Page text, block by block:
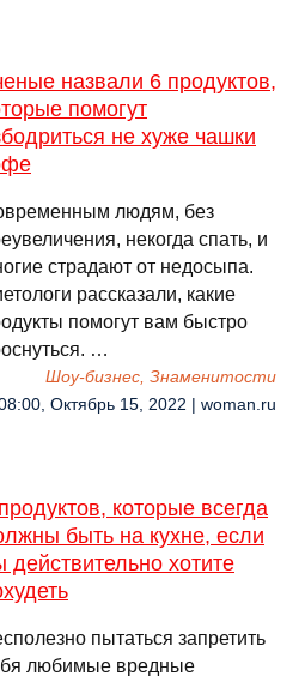
назвали 6 продуктов,
помогут
не хуже чашки
людям, без
некогда спать, и
страдают от недосыпа.
рассказали, какие
помогут вам быстро
…
Шоу-бизнес, Знаменитости
Октябрь 15, 2022 | woman.ru
которые всегда
быть на кухне, если
действительно хотите
пытаться запретить
любимые вредные